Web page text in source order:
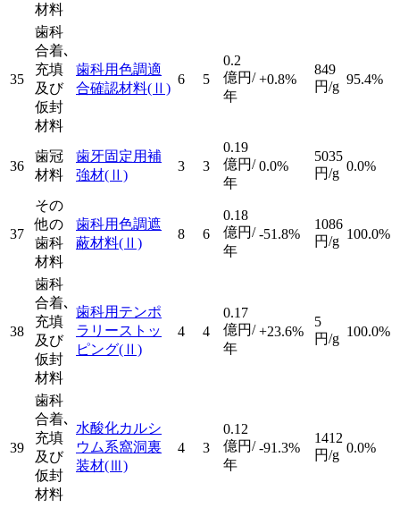
材料
35
歯科
合着､
充填
及び
仮封
材料
歯科用色調適
合確認材料(Ⅱ)
6 5
0.2
億円/
年
+0.8%
849
円/g 95.4%
36
歯冠
材料
歯牙固定用補
強材(Ⅱ)
3 3
0.19
億円/
年
0.0%
5035
円/g 0.0%
37
その
他の
歯科
材料
歯科用色調遮
蔽材料(Ⅱ)
8 6
0.18
億円/
年
-51.8%
1086
円/g 100.0%
38
歯科
合着､
充填
及び
仮封
材料
歯科用テンポ
ラリーストッ
ピング(Ⅱ)
4 4
0.17
億円/
年
+23.6%
5
円/g 100.0%
39
歯科
合着､
充填
及び
仮封
材料
水酸化カルシ
ウム系窩洞裏
装材(Ⅲ)
4 3
0.12
億円/
年
-91.3%
1412
円/g 0.0%